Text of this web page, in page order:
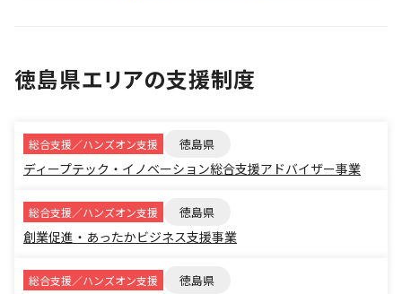
徳島県エリアの支援制度
総合支援／ハンズオン支援 徳島県
ディープテック・イノベーション総合支援アドバイザー事業
総合支援／ハンズオン支援 徳島県
創業促進・あったかビジネス支援事業
総合支援／ハンズオン支援 徳島県